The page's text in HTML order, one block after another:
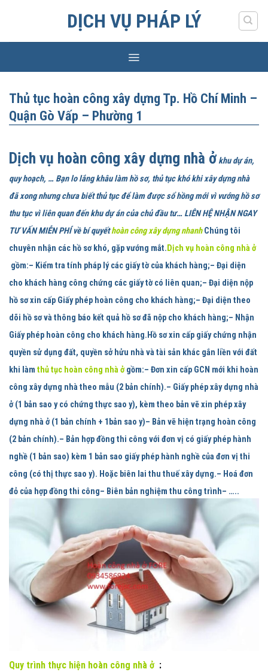
DỊCH VỤ PHÁP LÝ
Thủ tục hoàn công xây dựng Tp. Hồ Chí Minh –
Quận Gò Vấp – Phường 1
Dịch vụ hoàn công xây dựng nhà ởkhu dự án,
quy hoạch, … Bạn lo lắng khâu làm hồ sơ, thủ tục khó khi xây dựng nhà
đã xong nhưng chưa biết thủ tục để làm được sổ hồng mới vì vướng hồ sơ
thu tục vì liên quan đến khu dự án của chủ đầu tư… LIÊN HỆ NHẬN NGAY
TƯ VẤN MIỄN PHÍ về bí quyếthoàn công xây dựng nhanhChúng tôi
chuyên nhận các hồ sơ khó, gặp vướng mắt. Dịch vụ hoàn công nhà ở
gồm:– Kiểm tra tính pháp lý các giấy tờ của khách hàng;– Đại diện
cho khách hàng công chứng các giấy tờ có liên quan;– Đại diện nộp
hồ sơ xin cấp Giấy phép hoàn công cho khách hàng;– Đại diện theo
dõi hồ sơ và thông báo kết quả hồ sơ đã nộp cho khách hàng;– Nhận
Giấy phép hoàn công cho khách hàng. Hồ sơ xin cấp giấy chứng nhận
quyền sử dụng đất, quyền sở hửu nhà và tài sản khác gắn liền với đất
khi làm thủ tục hoàn công nhà ởgồm:– Đơn xin cấp GCN mới khi hoàn
công xây dựng nhà theo mẫu (2 bản chính).– Giấy phép xây dựng nhà
ở (1 bản sao y có chứng thực sao y), kèm theo bản vẽ xin phép xây
dựng nhà ở (1 bản chính + 1bản sao y)– Bản vẽ hiện trạng hoàn công
(2 bản chính).– Bản hợp đồng thi công với đơn vị có giấy phép hành
nghề (1 bản sao) kèm 1 bản sao giấy phép hành nghề của đơn vị thi
công (có thị thực sao y). Hoặc biên lai thu thuế xây dựng.– Hoá đơn
đỏ của hợp đồng thi công– Biên bản nghiệm thu công trình– …..
Quy trình thực hiện hoàn công nhà ở :